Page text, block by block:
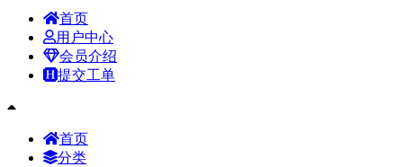
首页
用户中心
会员介绍
提交工单
首页
分类